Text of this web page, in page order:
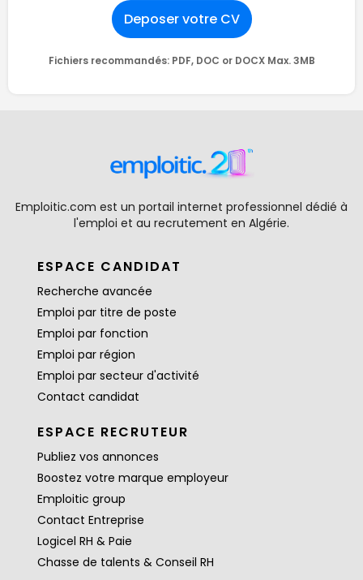
Deposer votre CV
Fichiers recommandés: PDF, DOC or DOCX Max. 3MB
Emploitic.com est un portail internet professionnel dédié à
l'emploi et au recrutement en Algérie.
ESPACE CANDIDAT
Recherche avancée
Emploi par titre de poste
Emploi par fonction
Emploi par région
Emploi par secteur d'activité
Contact candidat
ESPACE RECRUTEUR
Publiez vos annonces
Boostez votre marque employeur
Emploitic group
Contact Entreprise
Logicel RH & Paie
Chasse de talents & Conseil RH